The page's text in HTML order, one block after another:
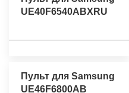
UE40F6540ABXRU
Пульт для Samsung
UE46F6800AB